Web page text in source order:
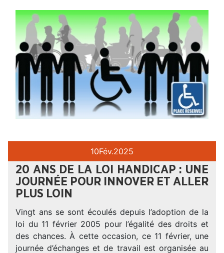
10Fév.2025
20 ANS DE LA LOI HANDICAP : UNE
JOURNÉE POUR INNOVER ET ALLER
PLUS LOIN
Vingt ans se sont écoulés depuis l’adoption de la
loi du 11 février 2005 pour l’égalité des droits et
des chances. À cette occasion, ce 11 février, une
journée d’échanges et de travail est organisée au